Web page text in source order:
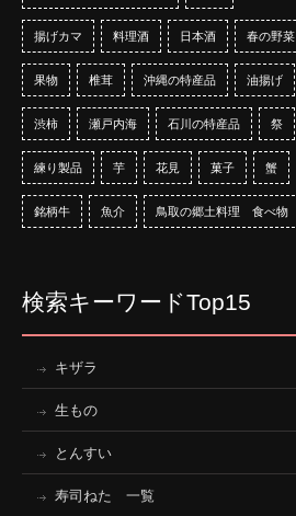
揚げカマ 料理酒 日本酒 春の野菜
果物 椎茸 沖縄の特産品 油揚げ
渋柿 瀬戸内海 石川の特産品 祭
練り製品 芋 花見 菓子 蟹
銘柄牛 魚介 鳥取の郷土料理 食べ物
検索キーワードTop15
キザラ
生もの
とんすい
寿司ねた 一覧